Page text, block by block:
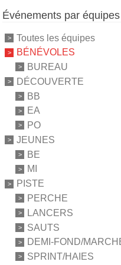
Événements par équipes
Toutes les équipes
BÉNÉVOLES
BUREAU
DÉCOUVERTE
BB
EA
PO
JEUNES
BE
MI
PISTE
PERCHE
LANCERS
SAUTS
DEMI-FOND/
SPRINT/HAIES